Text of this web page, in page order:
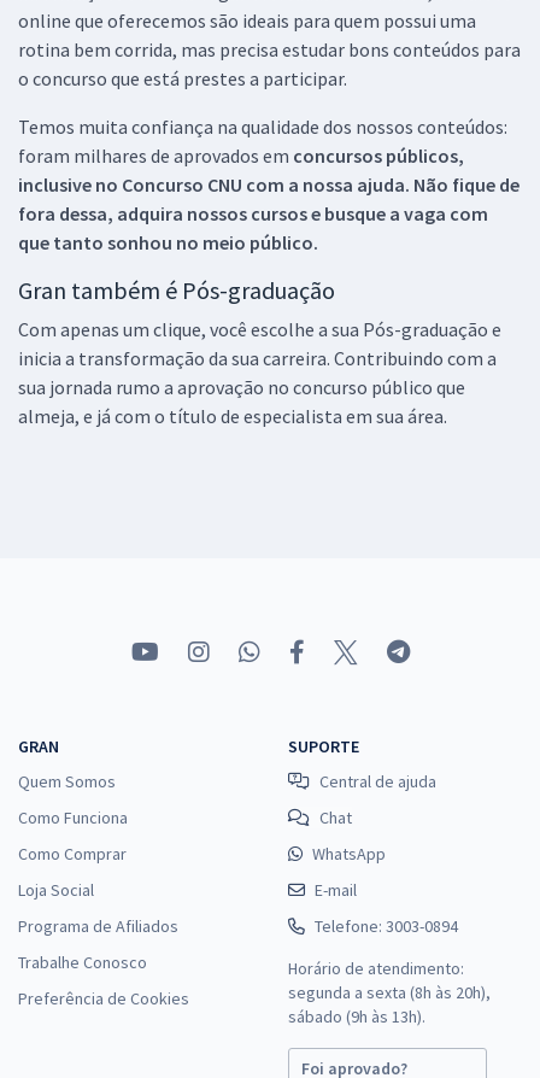
online que oferecemos são ideais para quem possui uma
rotina bem corrida, mas precisa estudar bons conteúdos para
o concurso que está prestes a participar.
Temos muita confiança na qualidade dos nossos conteúdos:
foram milhares de aprovados em concursos públicos,
inclusive no Concurso CNU com a nossa ajuda. Não fique de
fora dessa, adquira nossos cursos e busque a vaga com
que tanto sonhou no meio público.
Gran também é Pós-graduação
Com apenas um clique, você escolhe a sua Pós-graduação e
inicia a transformação da sua carreira. Contribuindo com a
sua jornada rumo a aprovação no concurso público que
almeja, e já com o título de especialista em sua área.
GRAN
Quem Somos
Como Funciona
Como Comprar
Loja Social
Programa de Afiliados
Trabalhe Conosco
Preferência de Cookies
SUPORTE
Central de ajuda
Chat
WhatsApp
E-mail
Telefone: 3003-0894
Horário de atendimento:
segunda a sexta (8h às 20h),
sábado (9h às 13h).
Foi aprovado?